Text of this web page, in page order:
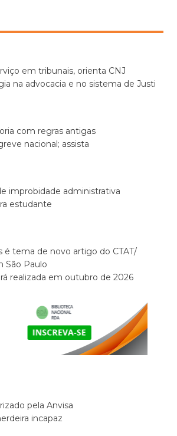
em tribunais, orienta CNJ
na advocacia e no sistema de Justi
com regras antigas
nacional; assista
improbidade administrativa
estudante
é tema de novo artigo do CTAT/
São Paulo
realizada em outubro de 2026
pela Anvisa
incapaz